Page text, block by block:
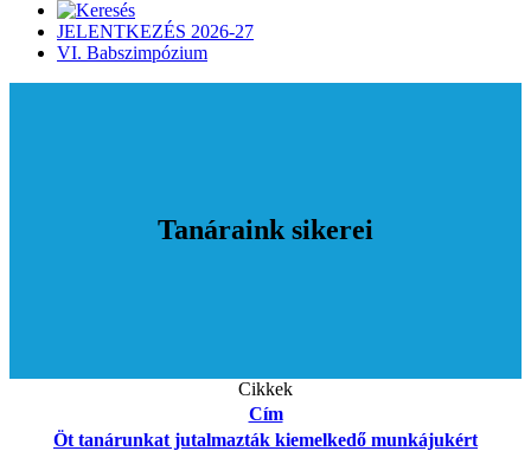
JELENTKEZÉS 2026-27
VI. Babszimpózium
Tanáraink sikerei
Cikkek
Cím
Öt tanárunkat jutalmazták kiemelkedő munkájukért